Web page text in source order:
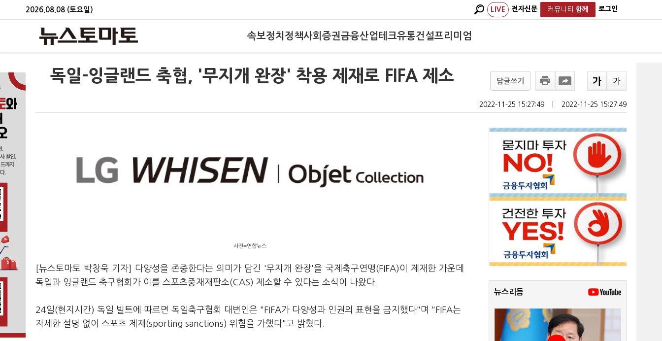
2026.08.08 (토요일) LIVE 전자신문 커뮤니티 함께 로그인
속보정치 정책사회 증권금융산업테크유통건설프리미엄
독일-잉글랜드 축협, '무지개 완장' 착용 제재로 FIFA 제소 답글쓰기
2022-11-25 15:27:49 2022-11-25 15:27:49
사진=연합뉴스
[뉴스토마토 박창욱 기자] 다양성을 존중한다는 의미가 담긴 '무지개 완장'을 국제축구연맹(FIFA)이 제재한 가운데
독일과 잉글랜드 축구협회가 이를 스포츠중재재판소(CAS) 제소할 수 있다는 소식이 나왔다.
24일(현지시간) 독일 빌트에 따르면 독일축구협회 대변인은 "FIFA가 다양성과 인권의 표현을 금지했다"며 "FIFA는
자세한 설명 없이 스포츠 제재(sporting sanctions) 위협을 가했다"고 밝혔다.
뉴스리듬